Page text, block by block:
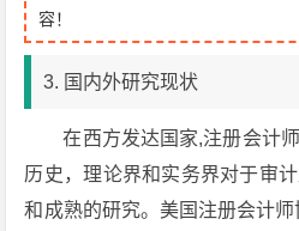
容！
3. 国内外研究现状
在西方发达国家,注册会计
历史，理论界和实务界对于审
和成熟的研究。美国注册会计